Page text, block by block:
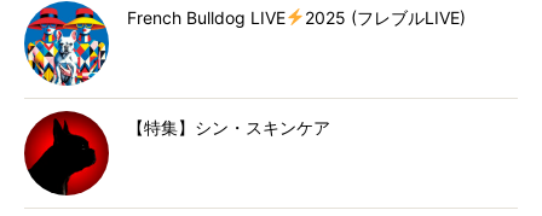
French Bulldog LIVE 2025 (フレブルLIVE)
【特集】シン・スキンケア